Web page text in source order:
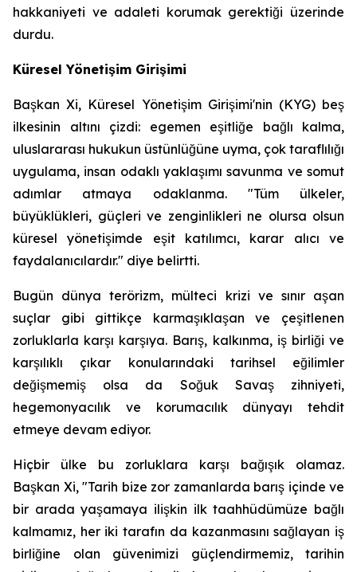
hakkaniyeti ve adaleti korumak gerektiği üzerinde
durdu.
Küresel Yönetişim Girişimi
Başkan Xi, Küresel Yönetişim Girişimi'nin (KYG) beş
ilkesinin altını çizdi: egemen eşitliğe bağlı kalma,
uluslararası hukukun üstünlüğüne uyma, çok taraflılığı
uygulama, insan odaklı yaklaşımı savunma ve somut
adımlar atmaya odaklanma. "Tüm ülkeler,
büyüklükleri, güçleri ve zenginlikleri ne olursa olsun
küresel yönetişimde eşit katılımcı, karar alıcı ve
faydalanıcılardır." diye belirtti.
Bugün dünya terörizm, mülteci krizi ve sınır aşan
suçlar gibi gittikçe karmaşıklaşan ve çeşitlenen
zorluklarla karşı karşıya. Barış, kalkınma, iş birliği ve
karşılıklı çıkar konularındaki tarihsel eğilimler
değişmemiş olsa da Soğuk Savaş zihniyeti,
hegemonyacılık ve korumacılık dünyayı tehdit
etmeye devam ediyor.
Hiçbir ülke bu zorluklara karşı bağışık olamaz.
Başkan Xi, "Tarih bize zor zamanlarda barış içinde ve
bir arada yaşamaya ilişkin ilk taahhüdümüze bağlı
kalmamız, her iki tarafın da kazanmasını sağlayan iş
birliğine olan güvenimizi güçlendirmemiz, tarihin